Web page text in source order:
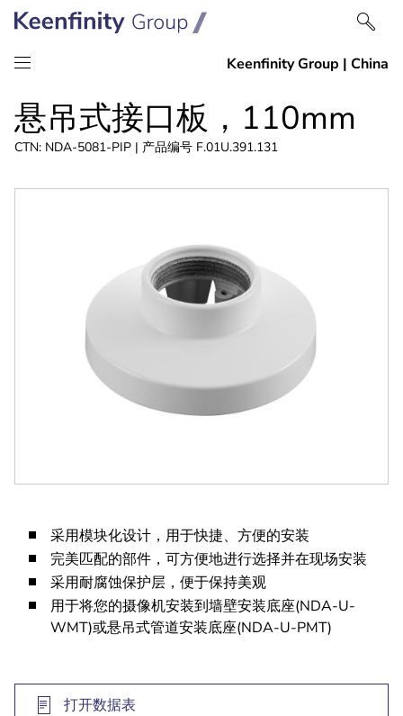
悬吊式接口板，110mm
CTN: NDA-5081-PIP | 产品编号 F.01U.391.131
采用模块化设计，用于快捷、方便的安装
完美匹配的部件，可方便地进行选择并在现场安装
采用耐腐蚀保护层，便于保持美观
用于将您的摄像机安装到墙壁安装底座(NDA-U-
WMT)或悬吊式管道安装底座(NDA-U-PMT)
打开数据表